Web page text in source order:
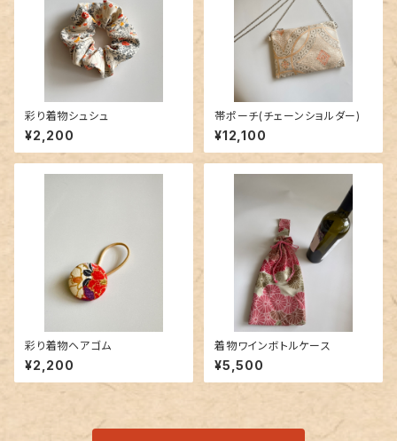
彩り着物シュシュ
¥2,200
帯ポーチ(チェーンショルダー)
¥12,100
彩り着物ヘアゴム
¥2,200
着物ワインボトルケース
¥5,500